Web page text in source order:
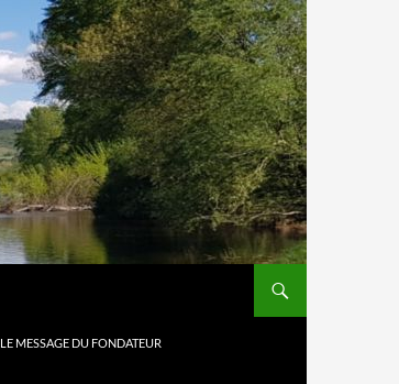
LE MESSAGE DU FONDATEUR